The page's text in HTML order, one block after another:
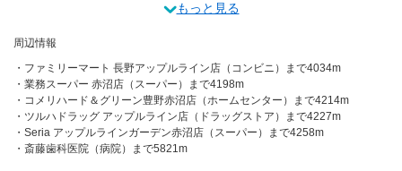
もっと見る
周辺情報
ファミリーマート 長野アップルライン店（コンビニ）まで4034m
業務スーパー 赤沼店（スーパー）まで4198m
コメリハード＆グリーン豊野赤沼店（ホームセンター）まで4214m
ツルハドラッグ アップルライン店（ドラッグストア）まで4227m
Seria アップルラインガーデン赤沼店（スーパー）まで4258m
斎藤歯科医院（病院）まで5821m